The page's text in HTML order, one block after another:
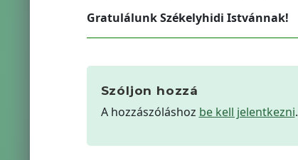
Gratulálunk Székelyhidi Istvánnak!
Szóljon hozzá
A hozzászóláshoz be kell jelentkezni.